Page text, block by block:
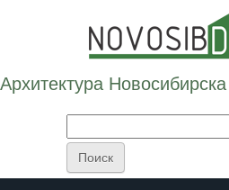
Архитектура Новосибирска